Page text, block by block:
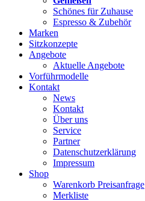
Schönes für Zuhause
Espresso & Zubehör
Marken
Sitzkonzepte
Angebote
Aktuelle Angebote
Vorführmodelle
Kontakt
News
Kontakt
Über uns
Service
Partner
Datenschutzerklärung
Impressum
Shop
Warenkorb Preisanfrage
Merkliste